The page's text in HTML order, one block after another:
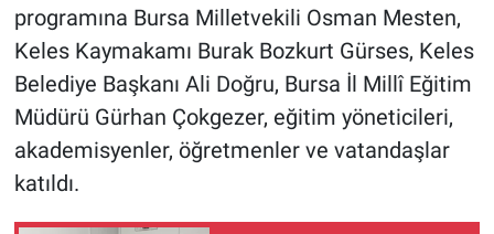
programına Bursa Milletvekili Osman Mesten,
Keles Kaymakamı Burak Bozkurt Gürses, Keles
Belediye Başkanı Ali Doğru, Bursa İl Millî Eğitim
Müdürü Gürhan Çokgezer, eğitim yöneticileri,
akademisyenler, öğretmenler ve vatandaşlar
katıldı.